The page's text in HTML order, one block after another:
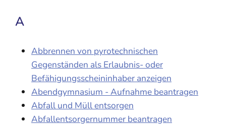
A
Abbrennen von pyrotechnischen
Gegenständen als Erlaubnis- oder
Befähigungsscheininhaber anzeigen
Abendgymnasium - Aufnahme beantragen
Abfall und Müll entsorgen
Abfallentsorgernummer beantragen